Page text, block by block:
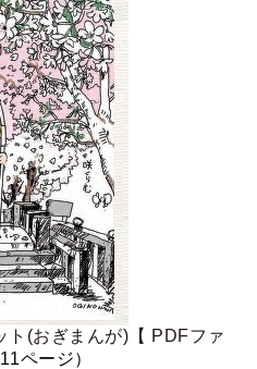
ト(おぎまんが)【 PDFファ
ページ）